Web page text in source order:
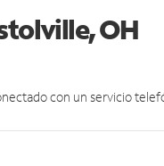
OH
con un servicio